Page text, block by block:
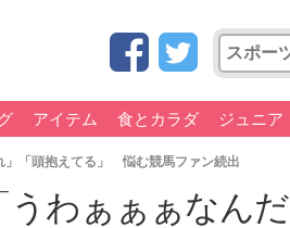
アイテム 食とカラダ ジュニア
」「頭抱えてる」 悩む競馬ファン続出
うわぁぁぁなんだ